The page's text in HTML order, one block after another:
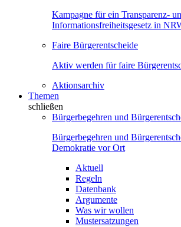
Kampagne für ein Transparenz-
Informationsfreiheitsgesetz in
Faire Bürgerentscheide
Aktiv werden für faire
Aktionsarchiv
Themen
schließen
Bürgerbegehren und
Bürgerbegehren und
Demokratie vor Ort
Aktuell
Regeln
Datenbank
Argumente
Was wir wollen
Mustersatzungen